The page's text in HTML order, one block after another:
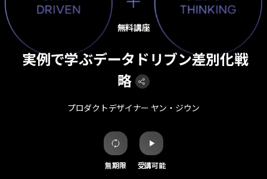
実例で学ぶデータドリブン差別化戦
略
プロダクトデザイナー ヤン・ジウン
無料講座
無期限 受講可能